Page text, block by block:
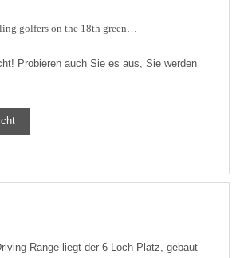
golfers on the 18th green…
Probieren auch Sie es aus, Sie werden
Range liegt der 6-Loch Platz, gebaut